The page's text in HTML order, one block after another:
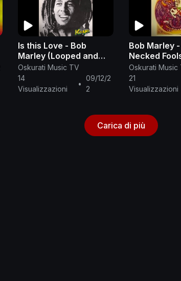
Is this Love - Bob
Marley (Looped and
Extended)
Oskurati Music TV
14
Visualizzazioni
•
09/12/2
2
Bob Marley
Necked
Oskurati Music
21
Visualizzazioni
Carica di più